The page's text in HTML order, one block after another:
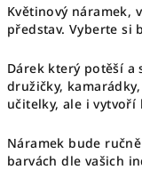
Květinový náramek,
představ. Vyberte si
Dárek který potěší a
družičky,
učitelky, ale i vytvoří
Náramek bude
barvách dle vašich